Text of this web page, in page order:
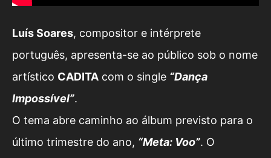
Luís Soares, compositor e intérprete
português, apresenta-se ao público sob o nome
artístico CADITA com o single “Dança
Impossível”.
O tema abre caminho ao álbum previsto para o
último trimestre do ano, “Meta: Voo”. O